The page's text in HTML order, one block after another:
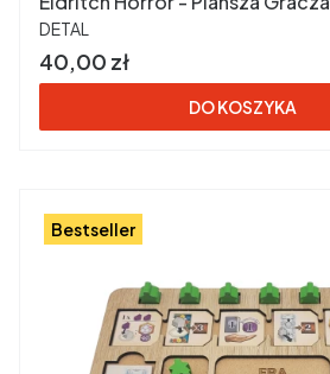
PRODUCENT
DETAL
Cena
40,00 zł
DO KOSZYKA
Bestseller